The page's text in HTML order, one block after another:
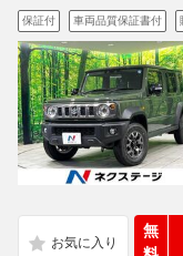
保証付 車両品質保証書付
無